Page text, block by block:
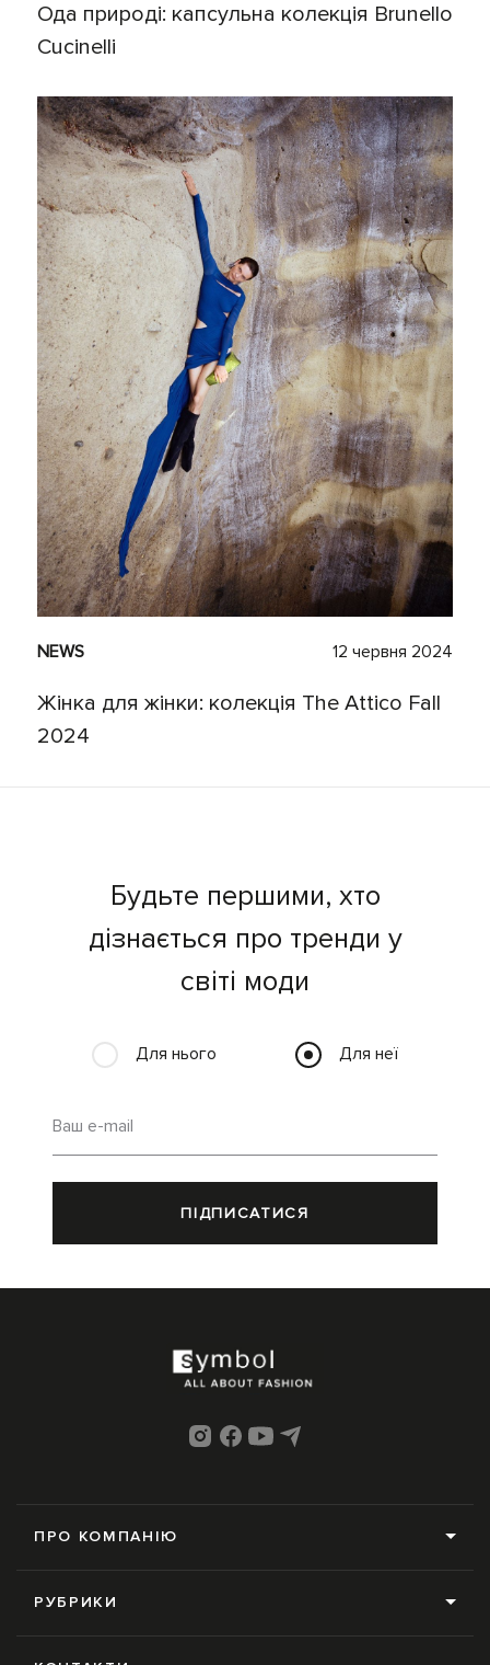
Ода природі: капсульна колекція Brunello
Cucinelli
NEWS 12 червня 2024
Жінка для жінки: колекція The Attico Fall
2024
Будьте першими, хто
дізнається про тренди у
світі моди
Для нього Для неї
Ваш e-mail
ПІДПИСАТИСЯ
ПРО КОМПАНІЮ
РУБРИКИ